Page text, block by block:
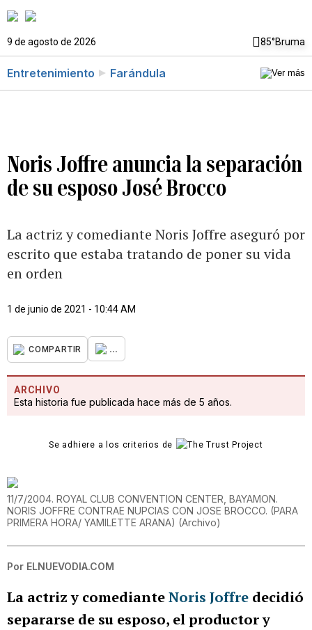
9 de agosto de 2026 85°Bruma
Entretenimiento Farándula
Noris Joffre anuncia la separación
de su esposo José Brocco
La actriz y comediante Noris Joffre aseguró por
escrito que estaba tratando de poner su vida
en orden
1 de junio de 2021 - 10:44 AM
COMPARTIR ...
ARCHIVO
Esta historia fue publicada hace más de 5 años.
Se adhiere a los criterios de
11/7/2004. ROYAL CLUB CONVENTION CENTER, BAYAMON.
NORIS JOFFRE CONTRAE NUPCIAS CON JOSE BROCCO. (PARA
PRIMERA HORA/ YAMILETTE ARANA) (Archivo)
Por ELNUEVODIA.COM
La actriz y comedianteNoris Joffre decidió
separarse de su esposo, el productor y